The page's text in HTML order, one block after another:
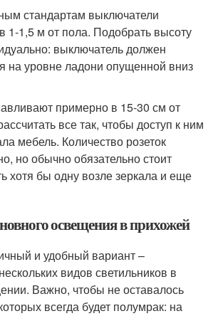
стандартам выключатели
1-1,5 м от пола. Подобрать высоту
выключатель должен
на уровне ладони опущенной вниз
примерно в 15-30 см от
все так, чтобы доступ к ним
мебель. Количество розеток
но обычно обязательно стоит
хотя бы одну возле зеркала и еще
освещения в прихожей
и удобный вариант –
видов светильников в
Важно, чтобы не оставалось
всегда будет полумрак: на